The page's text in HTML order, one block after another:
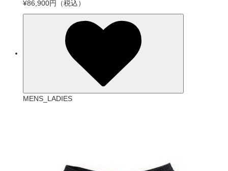
¥86,900円
（税込）
MENS_LADIES